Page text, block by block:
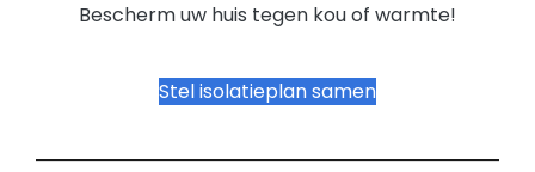
Bescherm uw huis tegen kou of warmte!
Stel isolatieplan samen